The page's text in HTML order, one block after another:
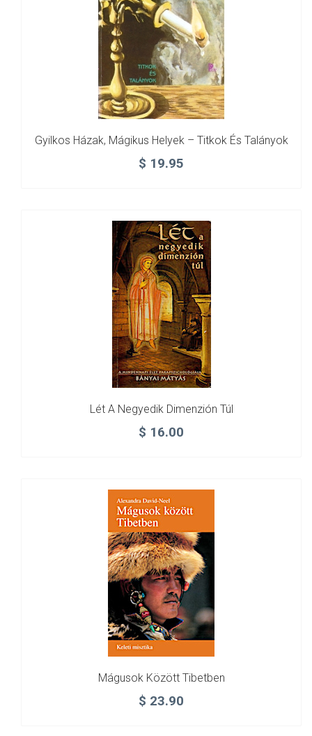
Gyilkos Házak, Mágikus Helyek – Titkok És Talányok
$ 19.95
Lét A Negyedik Dimenzión Túl
$ 16.00
Mágusok Között Tibetben
$ 23.90